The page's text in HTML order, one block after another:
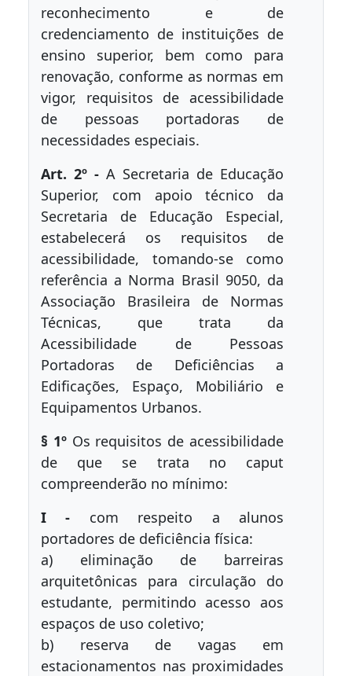
reconhecimento e de
credenciamento de instituições de
ensino superior, bem como para
renovação, conforme as normas em
vigor, requisitos de acessibilidade
de pessoas portadoras de
necessidades especiais.
Art. 2º - A Secretaria de Educação
Superior, com apoio técnico da
Secretaria de Educação Especial,
estabelecerá os requisitos de
acessibilidade, tomando-se como
referência a Norma Brasil 9050, da
Associação Brasileira de Normas
Técnicas, que trata da
Acessibilidade de Pessoas
Portadoras de Deficiências a
Edificações, Espaço, Mobiliário e
Equipamentos Urbanos.
§ 1ºOs requisitos de acessibilidade
de que se trata no caput
compreenderão no mínimo:
I - com respeito a alunos
portadores de deficiência física:
a) eliminação de barreiras
arquitetônicas para circulação do
estudante, permitindo acesso aos
espaços de uso coletivo;
b) reserva de vagas em
estacionamentos nas proximidades